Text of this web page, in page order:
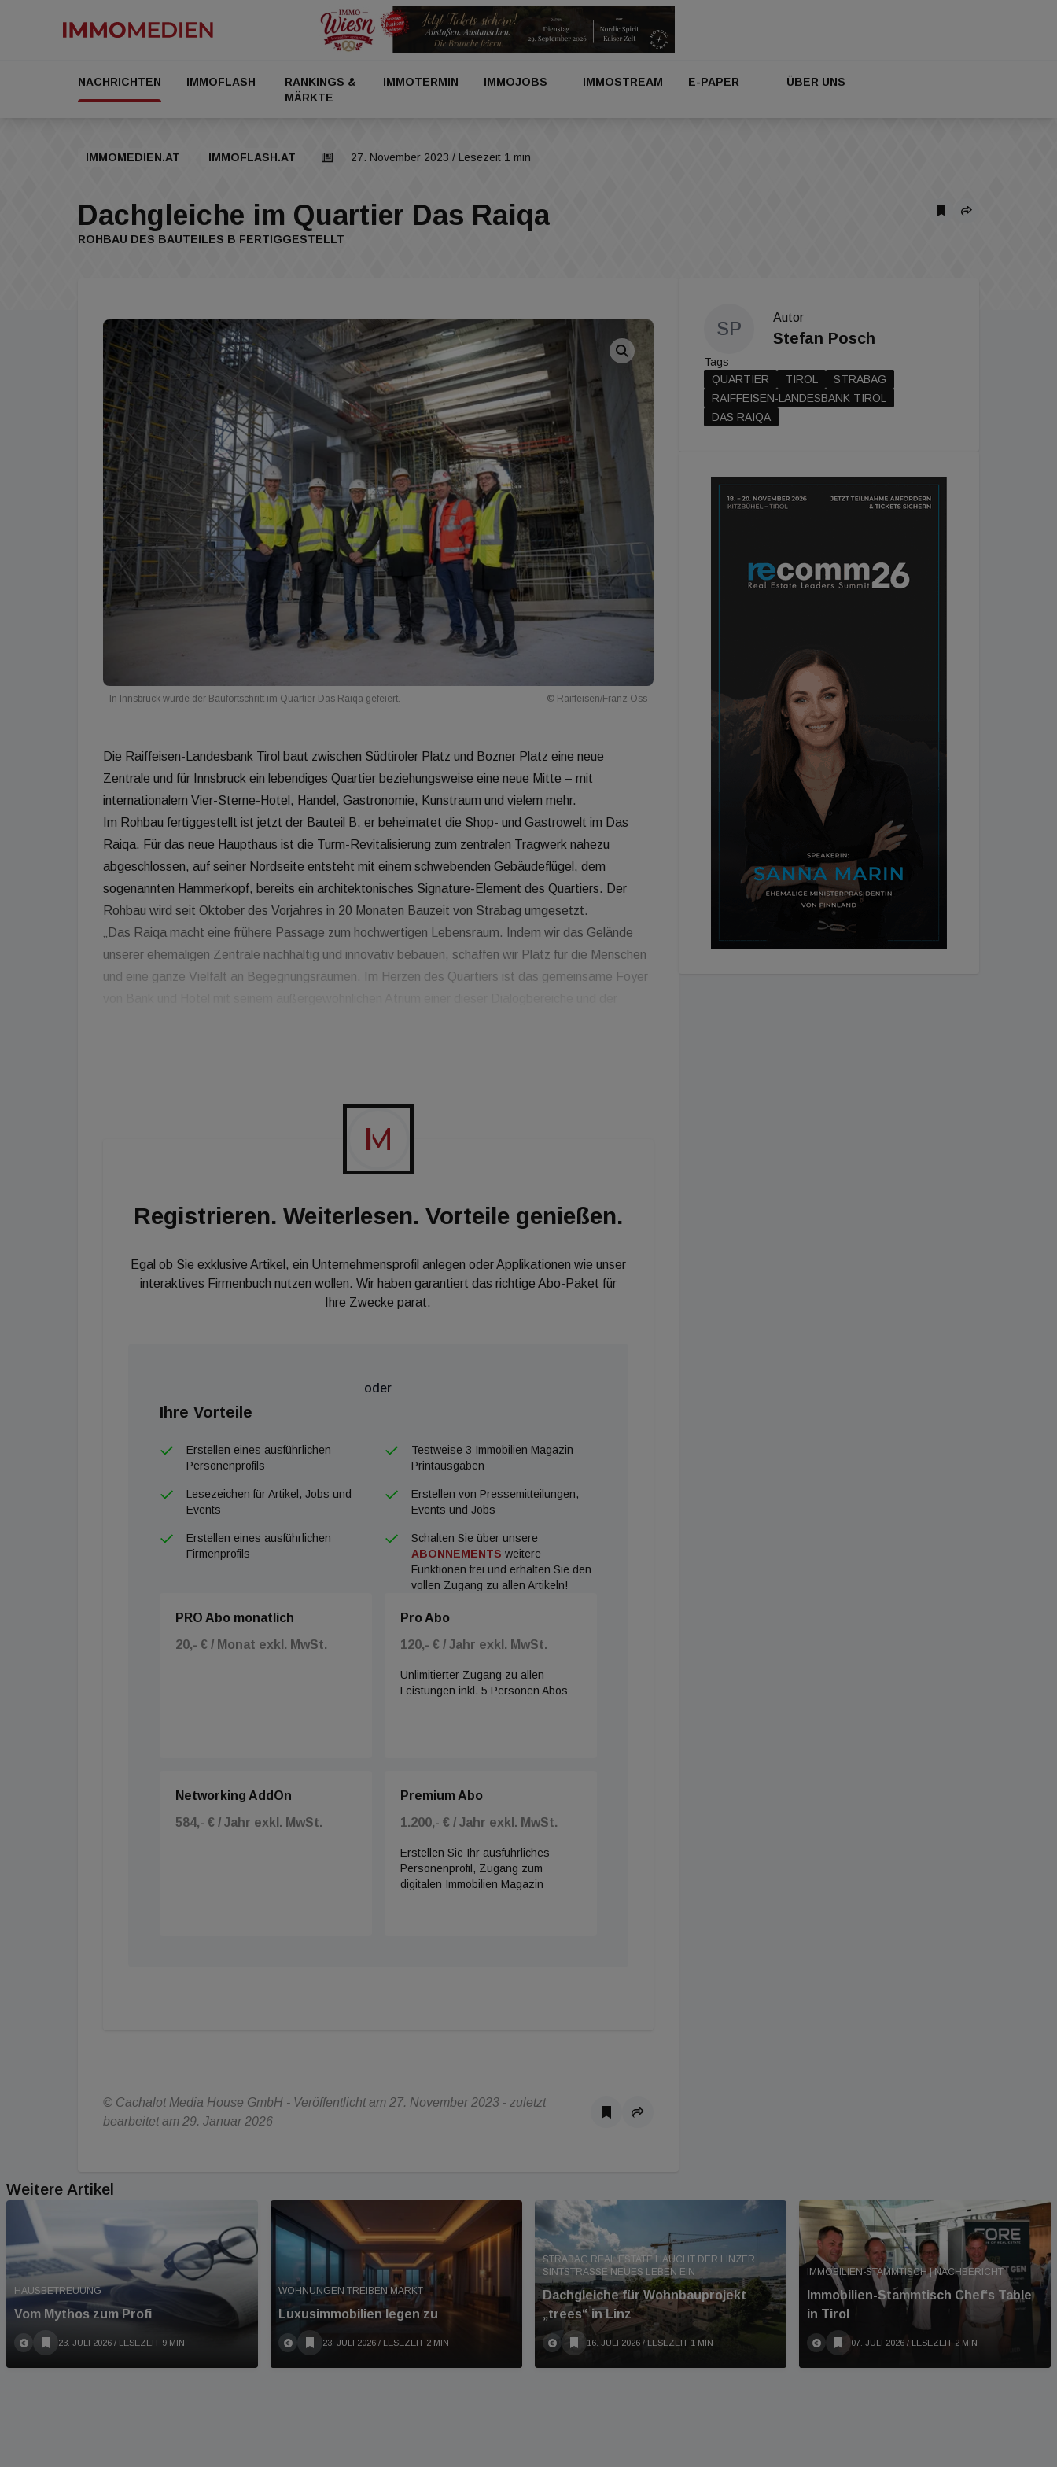
NACHRICHTEN IMMOFLASH
RANKINGS &
MÄRKTE
IMMOTERMIN IMMOJOBS IMMOSTREAM E-PAPER ÜBER UNS
IMMOMEDIEN.AT IMMOFLASH.AT 27. November 2023 / Lesezeit 1 min
Dachgleiche im Quartier Das Raiqa
ROHBAU DES BAUTEILES B FERTIGGESTELLT
In Innsbruck wurde der Baufortschritt im Quartier Das Raiqa gefeiert. © Raiffeisen/Franz Oss
Die Raiffeisen-Landesbank Tirol baut zwischen Südtiroler Platz und Bozner Platz eine neue
Zentrale und für Innsbruck ein lebendiges Quartier beziehungsweise eine neue Mitte – mit
internationalem Vier-Sterne-Hotel, Handel, Gastronomie, Kunstraum und vielem mehr.
Im Rohbau fertiggestellt ist jetzt der Bauteil B, er beheimatet die Shop- und Gastrowelt im Das
Raiqa. Für das neue Haupthaus ist die Turm-Revitalisierung zum zentralen Tragwerk nahezu
abgeschlossen, auf seiner Nordseite entsteht mit einem schwebenden Gebäudeflügel, dem
sogenannten Hammerkopf, bereits ein architektonisches Signature-Element des Quartiers. Der
Rohbau wird seit Oktober des Vorjahres in 20 Monaten Bauzeit von Strabag umgesetzt.
„Das Raiqa macht eine frühere Passage zum hochwertigen Lebensraum. Indem wir das Gelände
unserer ehemaligen Zentrale nachhaltig und innovativ bebauen, schaffen wir Platz für die Menschen
und eine ganze Vielfalt an Begegnungsräumen. Im Herzen des Quartiers ist das gemeinsame Foyer
Terrassenrestaurant – ein wichtiger Schritt getan, dieser Bauabschnitt dient außerdem der
wirtschaftlichen Belebung des städtischen Raums.“
Registrieren. Weiterlesen. Vorteile genießen.
Egal ob Sie exklusive Artikel, ein Unternehmensprofil anlegen oder Applikationen wie unser
interaktives Firmenbuch nutzen wollen. Wir haben garantiert das richtige Abo-Paket für
Ihre Zwecke parat.
oder
Ihre Vorteile
Erstellen eines ausführlichen
Personenprofils
Testweise 3 Immobilien Magazin
Printausgaben
Lesezeichen für Artikel, Jobs und
Events
Erstellen von Pressemitteilungen,
Events und Jobs
Erstellen eines ausführlichen
Firmenprofils
Schalten Sie über unsere
ABONNEMENTS weitere
Funktionen frei und erhalten Sie den
vollen Zugang zu allen Artikeln!
PRO Abo monatlich
20,- € / Monat exkl. MwSt.
Pro Abo
120,- € / Jahr exkl. MwSt.
Unlimitierter Zugang zu allen
Leistungen inkl. 5 Personen Abos
Networking AddOn
584,- € / Jahr exkl. MwSt.
Premium Abo
1.200,- € / Jahr exkl. MwSt.
Erstellen Sie Ihr ausführliches
Personenprofil, Zugang zum
digitalen Immobilien Magazin
© Cachalot Media House GmbH - Veröffentlicht am 27. November 2023 - zuletzt
bearbeitet am 29. Januar 2026
SP
Autor
Stefan Posch
Tags
QUARTIER
TIROL
STRABAG
RAIFFEISEN-LANDESBANK TIROL
DAS RAIQA
Weitere Artikel
HAUSBETREUUNG
Vom Mythos zum Profi
23. JULI 2026 / LESEZEIT 9 MIN
WOHNUNGEN TREIBEN MARKT
Luxusimmobilien legen zu
23. JULI 2026 / LESEZEIT 2 MIN
STRABAG REAL ESTATE HAUCHT DER LINZER
SINTSTRASSE NEUES LEBEN EIN
Dachgleiche für Wohnbauprojekt
„trees“ in Linz
16. JULI 2026 / LESEZEIT 1 MIN
IMMOBILIEN-STAMMTISCH | NACHBERICHT
Immobilien-Stammtisch Chef‘s Table
in Tirol
07. JULI 2026 / LESEZEIT 2 MIN